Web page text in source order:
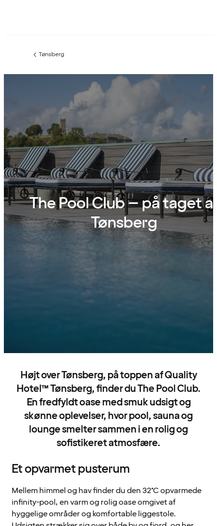
Forrige
:
Tønsberg
The Pool Club – på taget
Tønsberg
Højt over Tønsberg, på toppen af Quality
Hotel™ Tønsberg, finder du The Pool Club.
En fredfyldt oase med smuk udsigt og
skønne oplevelser, hvor pool, sauna og
lounge smelter sammen i en rolig og
sofistikeret atmosfære.
Et opvarmet pusterum
Mellem himmel og hav finder du den 32°C opvarmede
infinity-pool, en varm og rolig oase omgivet af
hyggelige områder og komfortable liggestole.